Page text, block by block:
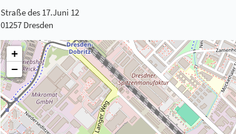
Straße des 17.Juni 12
01257 Dresden
+
−